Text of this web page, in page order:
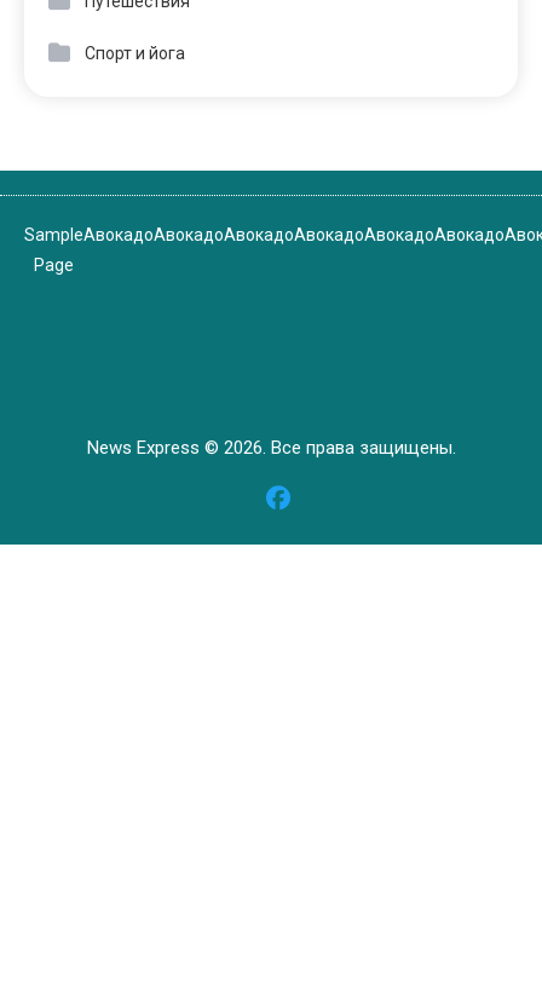
Спорт и йога
Sample
Page
АвокадоАвокадоАвокадоАвокадоАвокадоАвокадо
News Express © 2026. Все права защищены.